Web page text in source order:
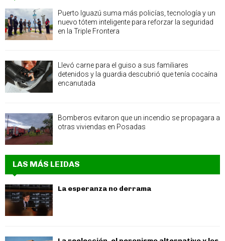
Puerto Iguazú suma más policías, tecnología y un
nuevo tótem inteligente para reforzar la seguridad
en la Triple Frontera
Llevó carne para el guiso a sus familiares
detenidos y la guardia descubrió que tenía cocaína
encanutada
Bomberos evitaron que un incendio se propagara a
otras viviendas en Posadas
LAS MÁS LEIDAS
La esperanza no derrama